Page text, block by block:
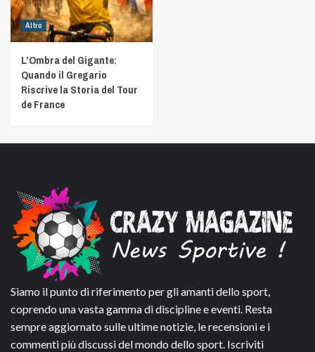
Altro
L’Ombra del Gigante:
Quando il Gregario
Riscrive la Storia del Tour
de France
Siamo il punto di riferimento per gli amanti dello sport,
coprendo una vasta gamma di discipline e eventi. Resta
sempre aggiornato sulle ultime notizie, le recensioni e i
commenti più discussi del mondo dello sport. Iscriviti